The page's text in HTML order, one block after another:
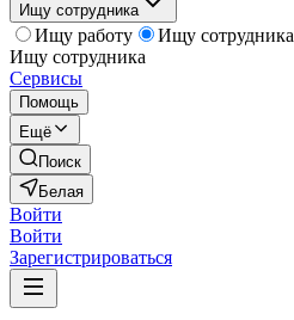
Ищу сотрудника
Ищу работу
Ищу сотрудника
Ищу сотрудника
Сервисы
Помощь
Ещё
Поиск
Белая
Войти
Войти
Зарегистрироваться